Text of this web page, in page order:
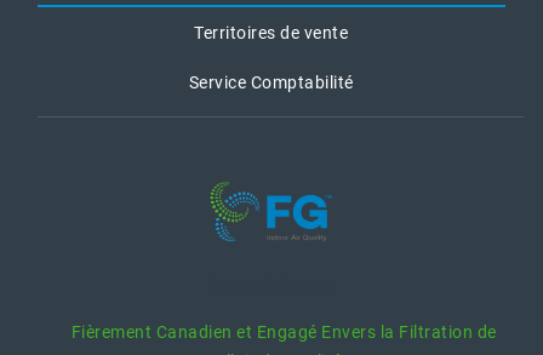
Territoires de vente
Service Comptabilité
Fièrement Canadien et Engagé Envers la Filtration de